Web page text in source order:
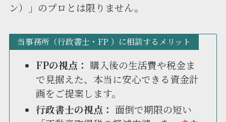
ン）」のプロとは限りません。
当事務所（行政書士・FP ）に相談するメリット
FPの視点： 購入後の生活費や税金ま
で見据えた、本当に安心できる資金計
画をご提案します。
行政書士の視点： 面倒で期限の短い